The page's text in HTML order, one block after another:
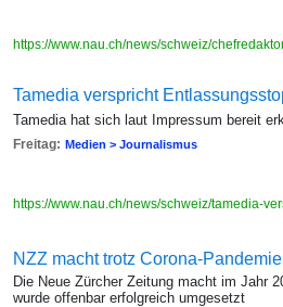
https://www.nau.ch/news/schweiz/
Tamedia verspricht
Tamedia hat sich laut Impressum bereit
Freitag: Medien > Journalismus
https://www.nau.ch/news/schweiz/tamedia-
NZZ macht trotz Corona-
Die Neue Zürcher Zeitung macht im Jahr
wurde offenbar erfolgreich umgesetzt